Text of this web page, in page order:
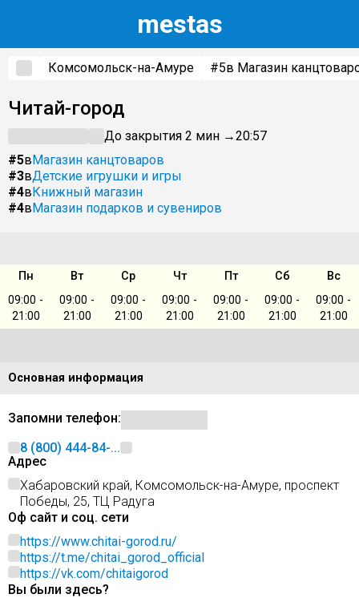
mestas
Комсомольск-на-Амуре #5в Магазин
Читай-город
До закрытия 2 мин →20:57
#5вМагазин канцтоваров
#3вДетские игрушки и игры
#4вКнижный магазин
#4вМагазин подарков и сувениров
Пн Вт Ср Чт Пт Сб
Вс
09:00 -
21:00
09:00 -
21:00
09:00 -
21:00
09:00 -
21:00
09:00 -
21:00
09:00 -
21:00
09:00 -
21:00
Основная информация
Запомни телефон:
8 (800) 444-84-...
Адрес
Хабаровский край, Комсомольск-на-Амуре, проспект
Победы, 25, ТЦ Радуга
Оф сайт и соц. сети
https://www.chitai-gorod.ru/
https://t.me/chitai_gorod_official
https://vk.com/chitaigorod
Вы были здесь?